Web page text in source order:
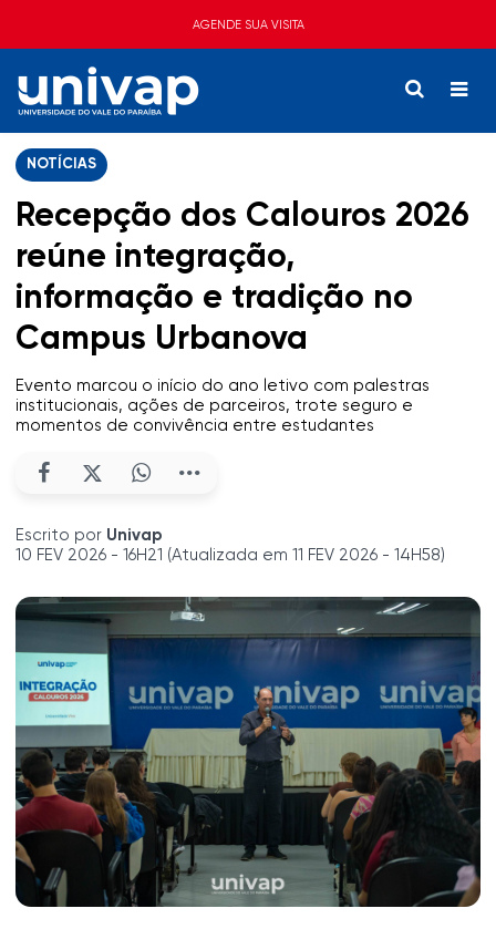
AGENDE SUA VISITA
NOTÍCIAS
Recepção dos Calouros 2026
reúne integração,
informação e tradição no
Campus Urbanova
Evento marcou o início do ano letivo com palestras
institucionais, ações de parceiros, trote seguro e
momentos de convivência entre estudantes
Escrito por Univap
10 FEV 2026 - 16H21 (Atualizada em 11 FEV 2026 - 14H58)